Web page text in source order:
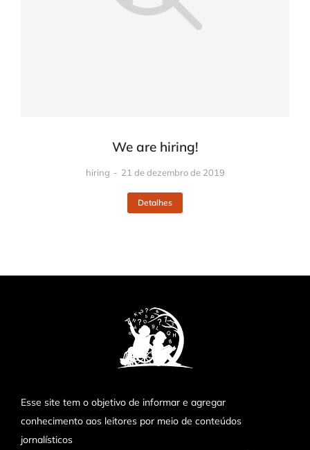
We are hiring!
hiring 21 de dezembro de 2019
Detalhes
Esse site tem o objetivo de informar e agregar
conhecimento aos leitores por meio de conteúdos
jornalísticos